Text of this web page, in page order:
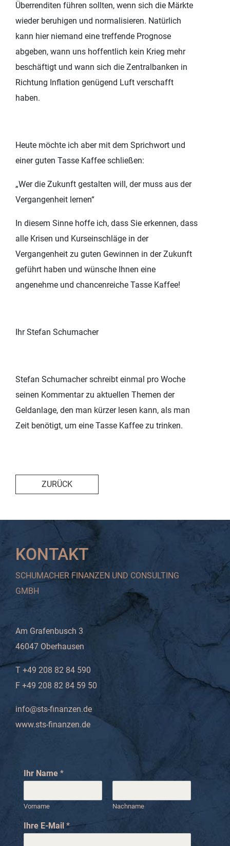
Überrenditen führen sollten, wenn sich die Märkte
wieder beruhigen und normalisieren. Natürlich
kann hier niemand eine treffende Prognose
abgeben, wann uns hoffentlich kein Krieg mehr
beschäftigt und wann sich die Zentralbanken in
Richtung Inflation genügend Luft verschafft
haben.
Heute möchte ich aber mit dem Sprichwort und
einer guten Tasse Kaffee schließen:
„Wer die Zukunft gestalten will, der muss aus der
Vergangenheit lernen“
In diesem Sinne hoffe ich, dass Sie erkennen, dass
alle Krisen und Kurseinschläge in der
Vergangenheit zu guten Gewinnen in der Zukunft
geführt haben und wünsche Ihnen eine
angenehme und chancenreiche Tasse Kaffee!
Ihr Stefan Schumacher
Stefan Schumacher schreibt einmal pro Woche
seinen Kommentar zu aktuellen Themen der
Geldanlage, den man kürzer lesen kann, als man
Zeit benötigt, um eine Tasse Kaffee zu trinken.
ZURÜCK
KONTAKT
SCHUMACHER FINANZEN UND CONSULTING
GMBH
Am Grafenbusch 3
46047 Oberhausen
T +49 208 82 84 590
F +49 208 82 84 59 50
info@sts-finanzen.de
www.sts-finanzen.de
Ihr Name *
Vorname Nachname
Ihre E-Mail *